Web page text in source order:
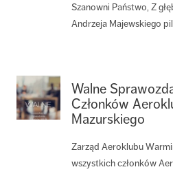
Szanowni Państwo, Z
Andrzeja Majewskiego
Walne
Członków
Mazurskiego
Zarząd Aeroklubu
wszystkich członków